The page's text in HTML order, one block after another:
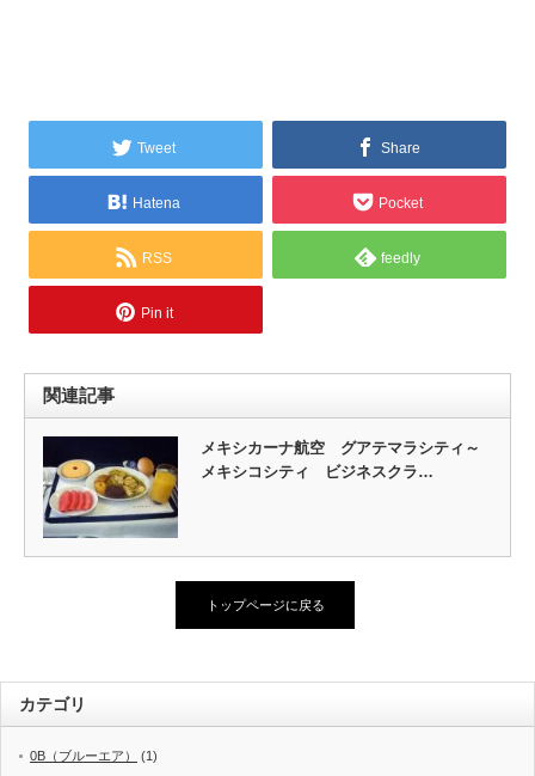
Tweet Share
Hatena Pocket
RSS feedly
Pin it
関連記事
メキシカーナ航空 グアテマラシティ～
メキシコシティ ビジネスクラ…
トップページに戻る
カテゴリ
0B（ブルーエア） (1)